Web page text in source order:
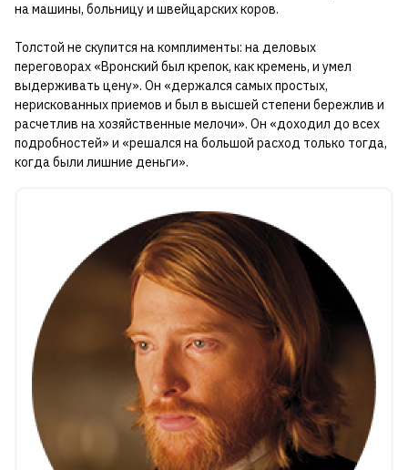
на машины, больницу и швейцарских коров.
Толстой не скупится на комплименты: на деловых
переговорах «Вронский был крепок, как кремень, и умел
выдерживать цену». Он «держался самых простых,
нерискованных приемов и был в высшей степени бережлив и
расчетлив на хозяйственные мелочи». Он «доходил до всех
подробностей» и «решался на большой расход только тогда,
когда были лишние деньги».